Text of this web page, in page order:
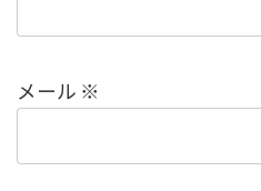
メール ※